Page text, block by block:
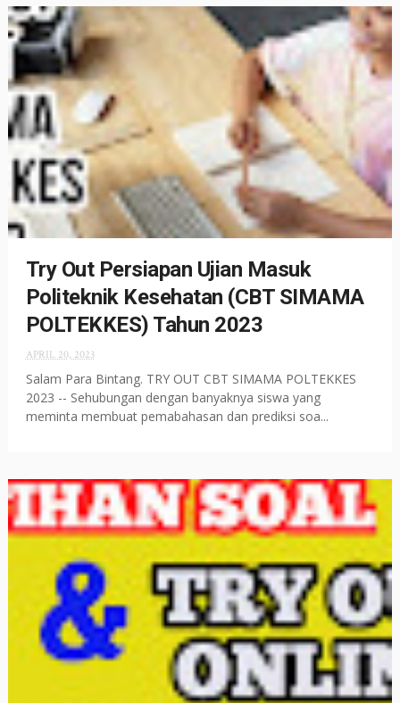
Try Out Persiapan Ujian Masuk
Politeknik Kesehatan (CBT SIMAMA
POLTEKKES) Tahun 2023
APRIL 20, 2023
Salam Para Bintang. TRY OUT CBT SIMAMA POLTEKKES
2023 -- Sehubungan dengan banyaknya siswa yang
meminta membuat pemabahasan dan prediksi soa...